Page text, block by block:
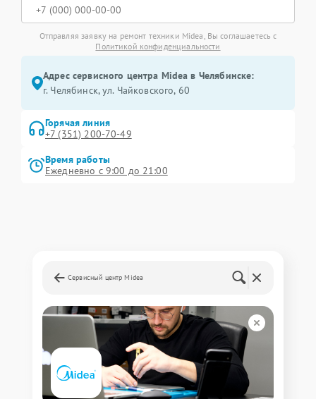
Отправляя заявку на ремонт техники Midea, Вы соглашаетесь с
Политикой конфиденциальности
Адрес сервисного центра Midea в Челябинске:
г. Челябинск, ул. Чайковского, 60
Горячая линия
+7 (351) 200-70-49
Время работы
Ежедневно с 9:00 до 21:00
Сервисный центр Midea